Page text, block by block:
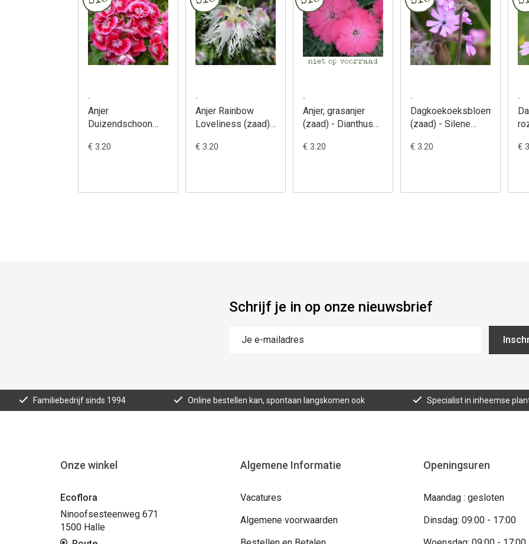
.
Anjer
Duizendschoon
barbatus
€ 3.20
.
Anjer Rainbow
Loveliness (zaad) -
€ 3.20
.
Anjer, grasanjer
(zaad) - Dianthus
€ 3.20
.
Dagkoekoeksbloem
(zaad) - Silene
€ 3.20
.
€
Schrijf je in op onze nieuwsbrief
Familiebedrijf sinds 1994 Online bestellen kan, spontaan langskomen ook Specialist in inheemse
Onze winkel
Ecoflora
Ninoofsesteenweg 671
1500 Halle
Algemene Informatie
Vacatures
Algemene voorwaarden
Openingsuren
Maandag : gesloten
Dinsdag: 09:00 - 17:00